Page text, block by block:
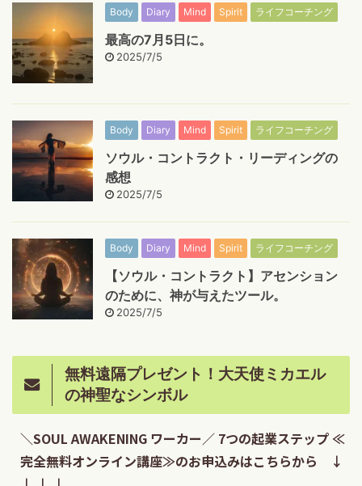
Body Diary Mind Spirit ライフコーチング
最高の7月5日に。
2025/7/5
Body Diary Mind Spirit ライフコーチング
ソウル・コントラクト・リーディングの
感想
2025/7/5
Body Diary Mind Spirit ライフコーチング
【ソウル・コントラクト】アセンション
のために、神が与えたツール。
2025/7/5
無料遠隔プレゼント！大天使ミカエル
の神聖なシンボル
＼SOUL AWAKENING ワーカー／ 7つの起業ステップ ≪
完全無料オンライン講座≫のお申込みはこちらから ↓